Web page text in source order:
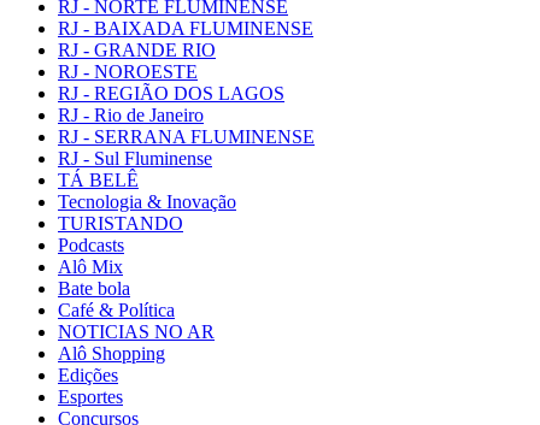
RJ - NORTE FLUMINENSE
RJ - BAIXADA FLUMINENSE
RJ - GRANDE RIO
RJ - NOROESTE
RJ - REGIÃO DOS LAGOS
RJ - Rio de Janeiro
RJ - SERRANA FLUMINENSE
RJ - Sul Fluminense
TÁ BELÊ
Tecnologia & Inovação
TURISTANDO
Podcasts
Alô Mix
Bate bola
Café & Política
NOTICIAS NO AR
Alô Shopping
Edições
Esportes
Concursos